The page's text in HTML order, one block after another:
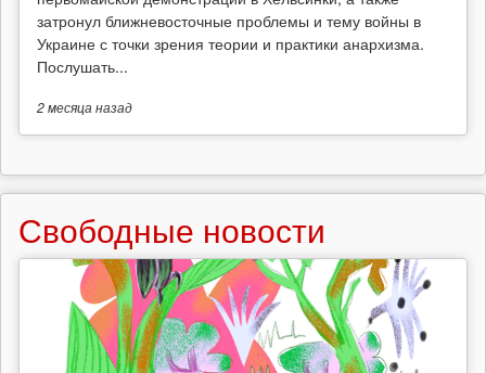
затронул ближневосточные проблемы и тему войны в
Украине с точки зрения теории и практики анархизма.
Послушать...
2 месяцаназад
Свободные новости